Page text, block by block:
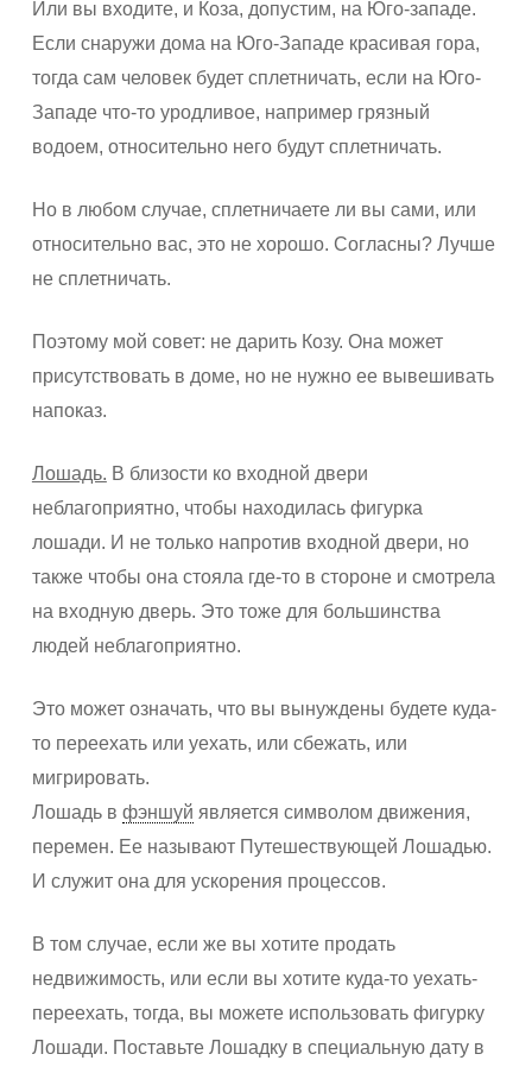
Или вы входите, и Коза, допустим, на Юго-западе.
Если снаружи дома на Юго-Западе красивая гора,
тогда сам человек будет сплетничать, если на Юго-
Западе что-то уродливое, например грязный
водоем, относительно него будут сплетничать.
Но в любом случае, сплетничаете ли вы сами, или
относительно вас, это не хорошо. Согласны? Лучше
не сплетничать.
Поэтому мой совет: не дарить Козу. Она может
присутствовать в доме, но не нужно ее вывешивать
напоказ.
Лошадь. В близости ко входной двери
неблагоприятно, чтобы находилась фигурка
лошади. И не только напротив входной двери, но
также чтобы она стояла где-то в стороне и смотрела
на входную дверь. Это тоже для большинства
людей неблагоприятно.
Это может означать, что вы вынуждены будете куда-
то переехать или уехать, или сбежать, или
мигрировать.
Лошадь в фэншуй является символом движения,
перемен. Ее называют Путешествующей Лошадью.
И служит она для ускорения процессов.
В том случае, если же вы хотите продать
недвижимость, или если вы хотите куда-то уехать-
переехать, тогда, вы можете использовать фигурку
Лошади. Поставьте Лошадку в специальную дату в